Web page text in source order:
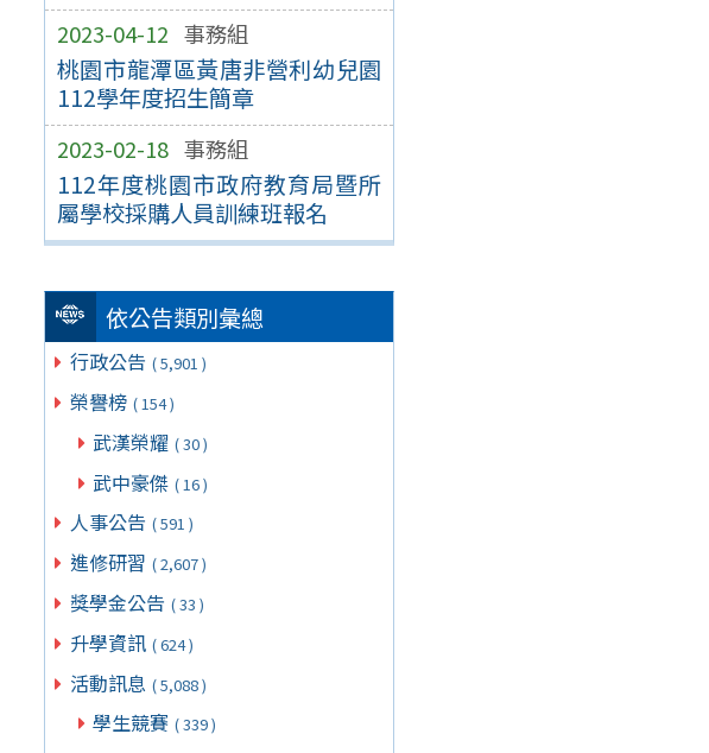
2023-04-12 事務組
桃園市龍潭區黃唐非營利幼兒園
112學年度招生簡章
2023-02-18 事務組
112年度桃園市政府教育局暨所
屬學校採購人員訓練班報名
依公告類別彙總
行政公告 ( 5,901 )
榮譽榜 ( 154 )
武漢榮耀 ( 30 )
武中豪傑 ( 16 )
人事公告 ( 591 )
進修研習 ( 2,607 )
獎學金公告 ( 33 )
升學資訊 ( 624 )
活動訊息 ( 5,088 )
學生競賽 ( 339 )